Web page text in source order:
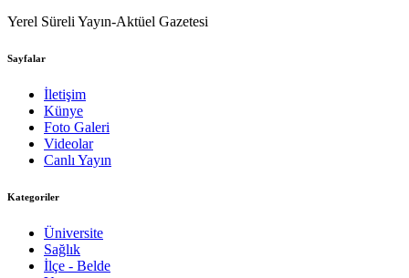
Yerel Süreli Yayın-Aktüel Gazetesi
Sayfalar
İletişim
Künye
Foto Galeri
Videolar
Canlı Yayın
Kategoriler
Üniversite
Sağlık
İlçe - Belde